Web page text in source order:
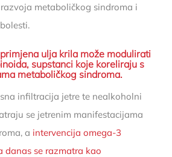
metaboličkog sindroma i
ulja krila može modulirati
supstanci koje koreliraju s
metaboličkog sindroma.
infiltracija jetre te nealkoholni
se jetrenim manifestacijama
a intervencija omega-3
danas se razmatra kao